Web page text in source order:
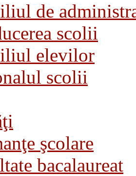
de
scolii
elevilor
scolii
şcolare
bacalaureat